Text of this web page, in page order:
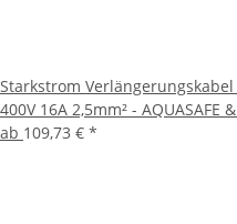
Starkstrom
400V 16A 2,5mm² -
ab 109,73 € *